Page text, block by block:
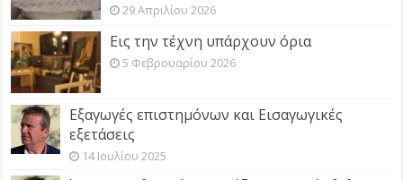
29 Απριλίου 2026
Εις την τέχνη υπάρχουν όρια
5 Φεβρουαρίου 2026
Εξαγωγές επιστημόνων και Εισαγωγικές
εξετάσεις
14 Ιουλίου 2025